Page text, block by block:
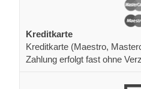
Kreditkarte
Kreditkarte (Maestro,
Zahlung erfolgt fast ohne